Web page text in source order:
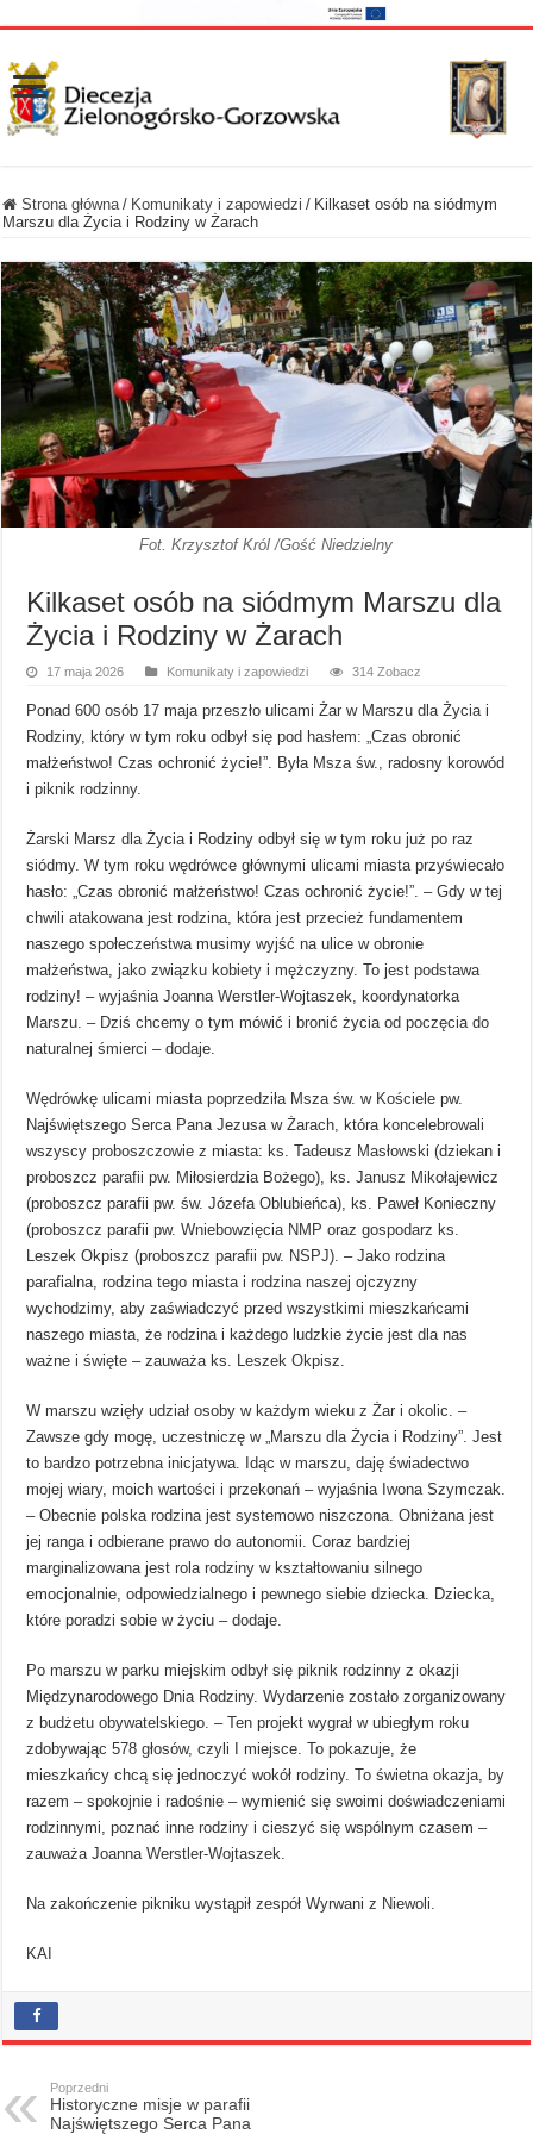
Strona główna / Komunikaty i zapowiedzi / Kilkaset osób na siódmym
Marszu dla Życia i Rodziny w Żarach
Fot. Krzysztof Król /Gość Niedzielny
Kilkaset osób na siódmym Marszu dla
Życia i Rodziny w Żarach
17 maja 2026 Komunikaty i zapowiedzi 314 Zobacz
Ponad 600 osób 17 maja przeszło ulicami Żar w Marszu dla Życia i
Rodziny, który w tym roku odbył się pod hasłem: „Czas obronić
małżeństwo! Czas ochronić życie!”. Była Msza św., radosny korowód
i piknik rodzinny.
Żarski Marsz dla Życia i Rodziny odbył się w tym roku już po raz
siódmy. W tym roku wędrówce głównymi ulicami miasta przyświecało
hasło: „Czas obronić małżeństwo! Czas ochronić życie!”. – Gdy w tej
chwili atakowana jest rodzina, która jest przecież fundamentem
naszego społeczeństwa musimy wyjść na ulice w obronie
małżeństwa, jako związku kobiety i mężczyzny. To jest podstawa
rodziny! – wyjaśnia Joanna Werstler-Wojtaszek, koordynatorka
Marszu. – Dziś chcemy o tym mówić i bronić życia od poczęcia do
naturalnej śmierci – dodaje.
Wędrówkę ulicami miasta poprzedziła Msza św. w Kościele pw.
Najświętszego Serca Pana Jezusa w Żarach, która koncelebrowali
wszyscy proboszczowie z miasta: ks. Tadeusz Masłowski (dziekan i
proboszcz parafii pw. Miłosierdzia Bożego), ks. Janusz Mikołajewicz
(proboszcz parafii pw. św. Józefa Oblubieńca), ks. Paweł Konieczny
(proboszcz parafii pw. Wniebowzięcia NMP oraz gospodarz ks.
Leszek Okpisz (proboszcz parafii pw. NSPJ). – Jako rodzina
parafialna, rodzina tego miasta i rodzina naszej ojczyzny
wychodzimy, aby zaświadczyć przed wszystkimi mieszkańcami
naszego miasta, że rodzina i każdego ludzkie życie jest dla nas
ważne i święte – zauważa ks. Leszek Okpisz.
W marszu wzięły udział osoby w każdym wieku z Żar i okolic. –
Zawsze gdy mogę, uczestniczę w „Marszu dla Życia i Rodziny”. Jest
to bardzo potrzebna inicjatywa. Idąc w marszu, daję świadectwo
mojej wiary, moich wartości i przekonań – wyjaśnia Iwona Szymczak.
– Obecnie polska rodzina jest systemowo niszczona. Obniżana jest
jej ranga i odbierane prawo do autonomii. Coraz bardziej
marginalizowana jest rola rodziny w kształtowaniu silnego
emocjonalnie, odpowiedzialnego i pewnego siebie dziecka. Dziecka,
które poradzi sobie w życiu – dodaje.
Po marszu w parku miejskim odbył się piknik rodzinny z okazji
Międzynarodowego Dnia Rodziny. Wydarzenie zostało zorganizowany
z budżetu obywatelskiego. – Ten projekt wygrał w ubiegłym roku
zdobywając 578 głosów, czyli I miejsce. To pokazuje, że
mieszkańcy chcą się jednoczyć wokół rodziny. To świetna okazja, by
razem – spokojnie i radośnie – wymienić się swoimi doświadczeniami
rodzinnymi, poznać inne rodziny i cieszyć się wspólnym czasem –
zauważa Joanna Werstler-Wojtaszek.
Na zakończenie pikniku wystąpił zespół Wyrwani z Niewoli.
KAI
Poprzedni
Historyczne misje w parafii
Najświętszego Serca Pana